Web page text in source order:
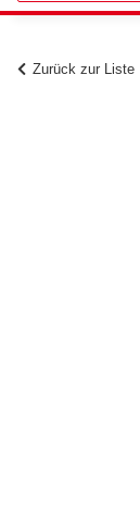
Zurück zur Liste